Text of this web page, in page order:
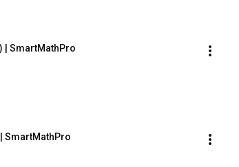
| SmartMathPro
SmartMathPro